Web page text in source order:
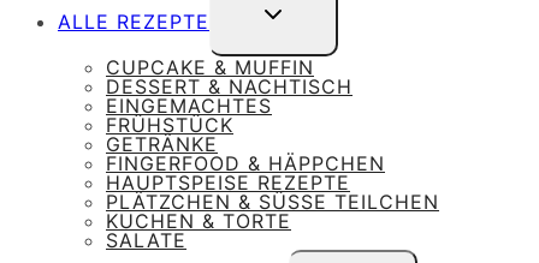
ALLE REZEPTE
UNTERMENÜ
UMSCHALTEN
CUPCAKE & MUFFIN
DESSERT & NACHTISCH
EINGEMACHTES
FRÜHSTÜCK
GETRÄNKE
FINGERFOOD & HÄPPCHEN
HAUPTSPEISE REZEPTE
PLÄTZCHEN & SÜSSE TEILCHEN
KUCHEN & TORTE
SALATE